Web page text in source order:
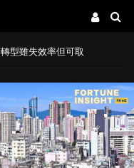
型雖失效率但可取